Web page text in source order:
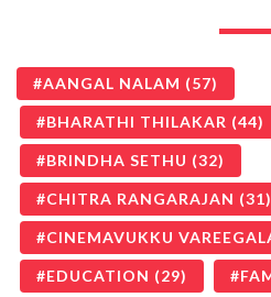
AANGAL NALAM (57)
BHARATHI THILAKAR (44)
BRINDHA SETHU (32)
CHITRA RANGARAJAN (31)
CINEMAVUKKU
EDUCATION (29)